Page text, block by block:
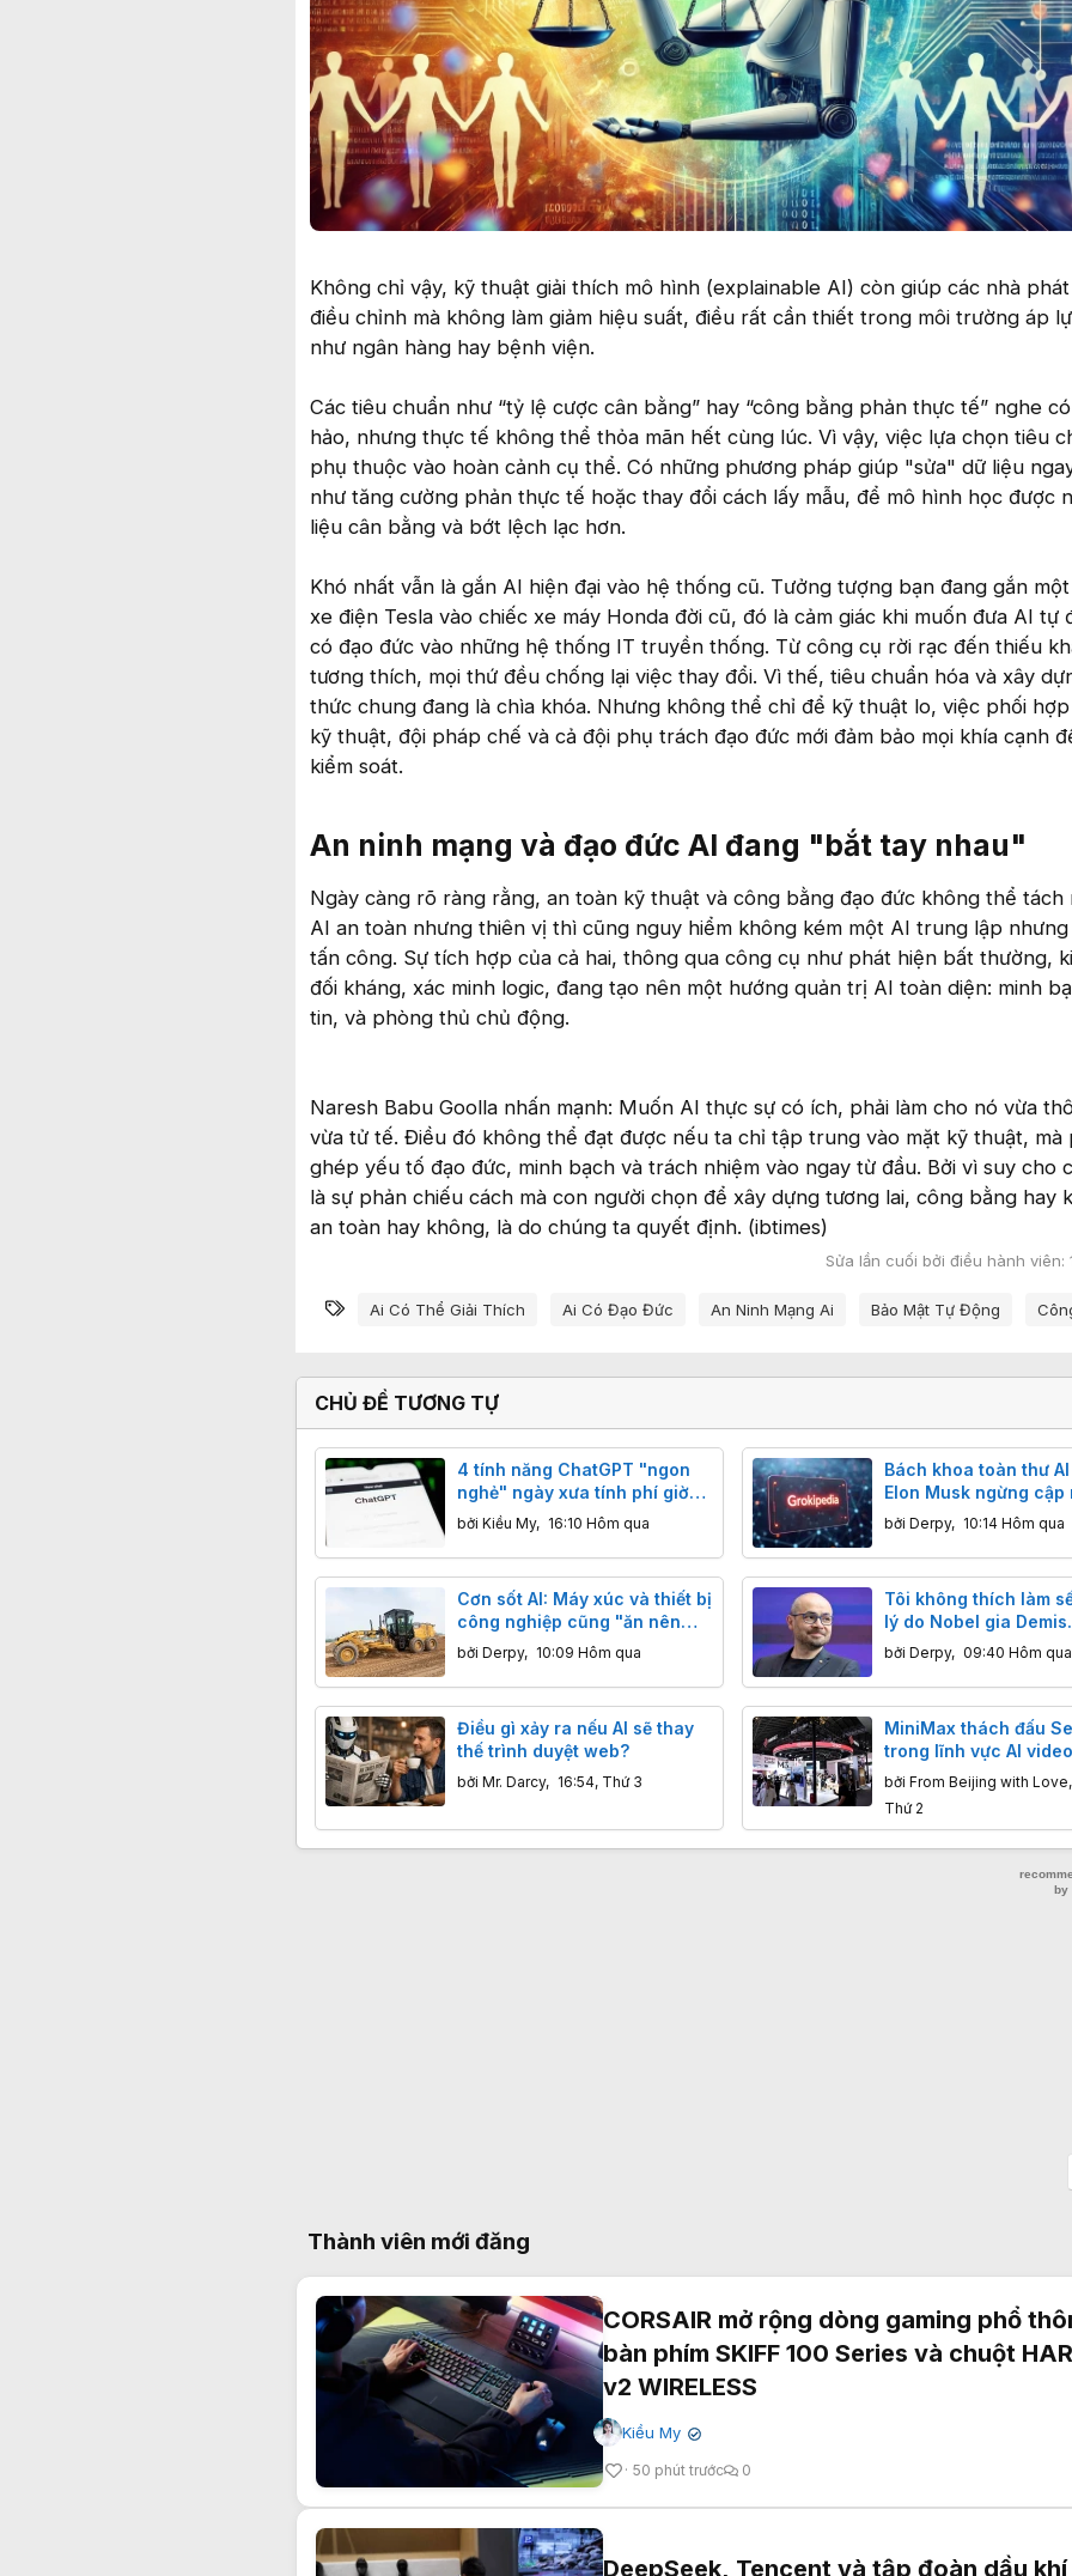
Không chỉ vậy, kỹ thuật giải thích mô hình (explainable AI) còn giúp các nhà
điều chỉnh mà không làm giảm hiệu suất, điều rất cần thiết trong môi trường áp
như ngân hàng hay bệnh viện.
Các tiêu chuẩn như “tỷ lệ cược cân bằng” hay “công bằng phản thực tế” nghe
hảo, nhưng thực tế không thể thỏa mãn hết cùng lúc. Vì vậy, việc lựa chọn tiêu
phụ thuộc vào hoàn cảnh cụ thể. Có những phương pháp giúp "sửa" dữ liệu
như tăng cường phản thực tế hoặc thay đổi cách lấy mẫu, để mô hình học được
liệu cân bằng và bớt lệch lạc hơn.
Khó nhất vẫn là gắn AI hiện đại vào hệ thống cũ. Tưởng tượng bạn đang gắn
xe điện Tesla vào chiếc xe máy Honda đời cũ, đó là cảm giác khi muốn đưa AI tự
có đạo đức vào những hệ thống IT truyền thống. Từ công cụ rời rạc đến thiếu
tương thích, mọi thứ đều chống lại việc thay đổi. Vì thế, tiêu chuẩn hóa và xây
thức chung đang là chìa khóa. Nhưng không thể chỉ để kỹ thuật lo, việc phối
kỹ thuật, đội pháp chế và cả đội phụ trách đạo đức mới đảm bảo mọi khía cạnh
kiểm soát.
An ninh mạng và đạo đức AI đang "bắt tay nhau"​
Ngày càng rõ ràng rằng, an toàn kỹ thuật và công bằng đạo đức không thể tách
AI an toàn nhưng thiên vị thì cũng nguy hiểm không kém một AI trung lập
tấn công. Sự tích hợp của cả hai, thông qua công cụ như phát hiện bất thường,
đối kháng, xác minh logic, đang tạo nên một hướng quản trị AI toàn diện: minh
tin, và phòng thủ chủ động.
Naresh Babu Goolla nhấn mạnh: Muốn AI thực sự có ích, phải làm cho nó vừa
vừa tử tế. Điều đó không thể đạt được nếu ta chỉ tập trung vào mặt kỹ thuật, mà
ghép yếu tố đạo đức, minh bạch và trách nhiệm vào ngay từ đầu. Bởi vì suy cho
là sự phản chiếu cách mà con người chọn để xây dựng tương lai, công bằng hay
an toàn hay không, là do chúng ta quyết định. (ibtimes)
Sửa lần cuối bởi điều hành viên:
Từ khóa
Ai Có Thể Giải Thích Ai Có Đạo Đức An Ninh Mạng Ai Bảo Mật Tự Động
CHỦ ĐỀ TƯƠNG TỰ
4 tính năng ChatGPT "ngon
nghẻ" ngày xưa tính phí giờ
free hoàn toàn
bởi Kiều My, 16:10 Hôm qua
Bách khoa toàn thư
Elon Musk ngừng cập
chẳng lẽ đã "chết yểu"
bởi Derpy, 10:14 Hôm qua
Cơn sốt AI: Máy xúc và thiết bị
công nghiệp cũng "ăn nên
làm ra"
bởi Derpy, 10:09 Hôm qua
Tôi không thích làm
lý do Nobel gia Demis
Hassabis rời DeepMind
bởi Derpy, 09:40 Hôm qua
Điều gì xảy ra nếu AI sẽ thay
thế trình duyệt web?
bởi Mr. Darcy, 16:54, Thứ 3
MiniMax thách đấu
trong lĩnh vực AI
nào hơn mỉu nào?
bởi From Beijing with Love,
Thứ 2
Thành viên mới đăng
CORSAIR mở rộng dòng gaming phổ
bàn phím SKIFF 100 Series và chuột
v2 WIRELESS
Kiều My ✔
50 phút trước 0
DeepSeek, Tencent và tập đoàn dầu